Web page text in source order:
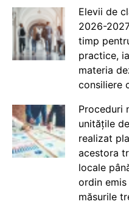
Elevii de
2026-
timp
practice,
materia
consiliere
Proceduri
unitățile
realizat
acestora
locale
ordin
măsurile